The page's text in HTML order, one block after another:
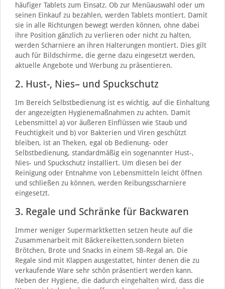
häufiger Tablets zum Einsatz. Ob zur Menüauswahl oder um
seinen Einkauf zu bezahlen, werden Tablets montiert. Damit
sie in alle Richtungen bewegt werden können, ohne dabei
ihre Position gänzlich zu verlieren oder nicht zu halten,
werden Scharniere an ihren Halterungen montiert. Dies gilt
auch für Bildschirme, die gerne dazu eingesetzt werden,
aktuelle Angebote und Werbung zu präsentieren.
2. Hust-, Nies– und Spuckschutz
Im Bereich Selbstbedienung ist es wichtig, auf die Einhaltung
der angezeigten Hygienemaßnahmen zu achten. Damit
Lebensmittel a) vor äußeren Einflüssen wie Staub und
Feuchtigkeit und b) vor Bakterien und Viren geschützt
bleiben, ist an Theken, egal ob Bedienung- oder
Selbstbedienung, standardmäßig ein sogenannter Hust-,
Nies- und Spuckschutz installiert. Um diesen bei der
Reinigung oder Entnahme von Lebensmitteln leicht öffnen
und schließen zu können, werden Reibungsscharniere
eingesetzt.
3. Regale und Schränke für Backwaren
Immer weniger Supermarktketten setzen heute auf die
Zusammenarbeit mit Bäckereiketten,sondern bieten
Brötchen, Brote und Snacks in einem SB-Regal an. Die
Regale sind mit Klappen ausgestattet, hinter denen die zu
verkaufende Ware sehr schön präsentiert werden kann.
Neben der Hygiene, die dadurch eingehalten wird, dass die